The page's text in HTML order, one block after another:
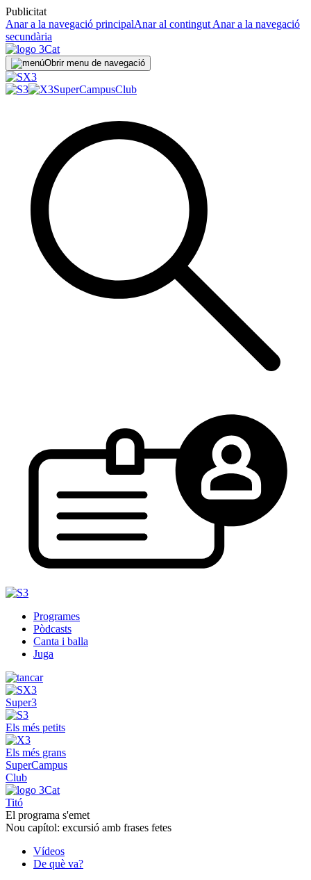
Publicitat
Anar a la navegació principalAnar al contingut Anar a la navegació
secundària
Obrir menu de navegació
SuperCampusClub
Programes
Pòdcasts
Canta i balla
Juga
Super3
Els més petits
Els més grans
SuperCampus
Club
Titó
El programa s'emet
Nou capítol: excursió amb frases fetes
Vídeos
De què va?